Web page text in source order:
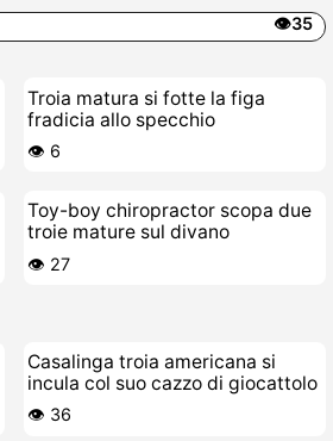
👁️35
Troia matura si fotte la figa
fradicia allo specchio
👁️ 6
Toy-boy chiropractor scopa due
troie mature sul divano
👁️ 27
Casalinga troia americana si
incula col suo cazzo di giocattolo
👁️ 36